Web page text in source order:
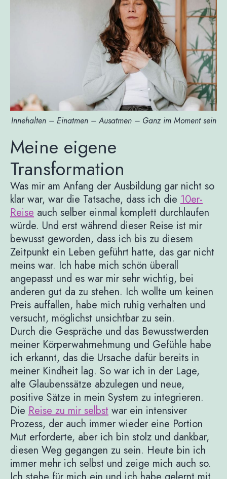
Innehalten – Einatmen – Ausatmen – Ganz im Moment sein
Meine eigene
Transformation
Was mir am Anfang der Ausbildung gar nicht so
klar war, war die Tatsache, dass ich die 10er-
Reise auch selber einmal komplett durchlaufen
würde. Und erst während dieser Reise ist mir
bewusst geworden, dass ich bis zu diesem
Zeitpunkt ein Leben geführt hatte, das gar nicht
meins war. Ich habe mich schön überall
angepasst und es war mir sehr wichtig, bei
anderen gut da zu stehen. Ich wollte um keinen
Preis auffallen, habe mich ruhig verhalten und
versucht, möglichst unsichtbar zu sein.
Durch die Gespräche und das Bewusstwerden
meiner Körperwahrnehmung und Gefühle habe
ich erkannt, das die Ursache dafür bereits in
meiner Kindheit lag. So war ich in der Lage,
alte Glaubenssätze abzulegen und neue,
positive Sätze in mein System zu integrieren.
Die Reise zu mir selbst war ein intensiver
Prozess, der auch immer wieder eine Portion
Mut erforderte, aber ich bin stolz und dankbar,
diesen Weg gegangen zu sein. Heute bin ich
immer mehr ich selbst und zeige mich auch so.